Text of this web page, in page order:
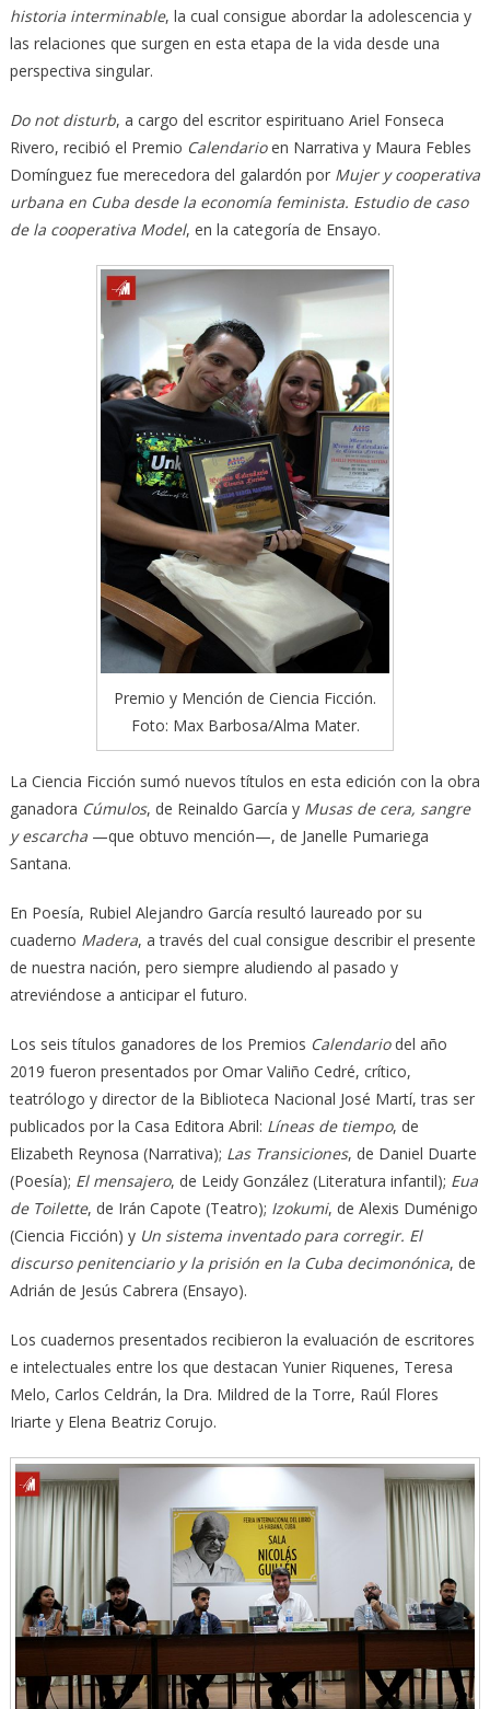
historia interminable, la cual consigue abordar la adolescencia y
las relaciones que surgen en esta etapa de la vida desde una
perspectiva singular.
Do not disturb, a cargo del escritor espirituano Ariel Fonseca
Rivero, recibió el Premio Calendarioen Narrativa y Maura Febles
Domínguez fue merecedora del galardón por Mujer y cooperativa
urbana en Cuba desde la economía feminista. Estudio de caso
de la cooperativa Model, en la categoría de Ensayo.
Premio y Mención de Ciencia Ficción.
Foto: Max Barbosa/Alma Mater.
La Ciencia Ficción sumó nuevos títulos en esta edición con la obra
ganadora Cúmulos, de Reinaldo García y Musas de cera, sangre
y escarcha—que obtuvo mención—, de Janelle Pumariega
Santana.
En Poesía, Rubiel Alejandro García resultó laureado por su
cuaderno Madera, a través del cual consigue describir el presente
de nuestra nación, pero siempre aludiendo al pasado y
atreviéndose a anticipar el futuro.
Los seis títulos ganadores de los Premios Calendariodel año
2019 fueron presentados por Omar Valiño Cedré, crítico,
teatrólogo y director de la Biblioteca Nacional José Martí, tras ser
publicados por la Casa Editora Abril: Líneas de tiempo, de
Elizabeth Reynosa (Narrativa); Las Transiciones, de Daniel Duarte
(Poesía); El mensajero, de Leidy González (Literatura infantil); Eua
de Toilette, de Irán Capote (Teatro); Izokumi, de Alexis Duménigo
(Ciencia Ficción) y Un sistema inventado para corregir. El
discurso penitenciario y la prisión en la Cuba decimonónica, de
Adrián de Jesús Cabrera (Ensayo).
Los cuadernos presentados recibieron la evaluación de escritores
e intelectuales entre los que destacan Yunier Riquenes, Teresa
Melo, Carlos Celdrán, la Dra. Mildred de la Torre, Raúl Flores
Iriarte y Elena Beatriz Corujo.